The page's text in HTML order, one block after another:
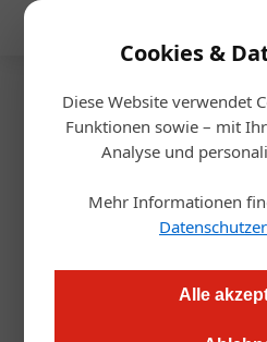
Cookies &
Diese Website verwendet
Funktionen sowie – mit
Analyse und
Mehr Informationen
Alle
Startseite/
wissen